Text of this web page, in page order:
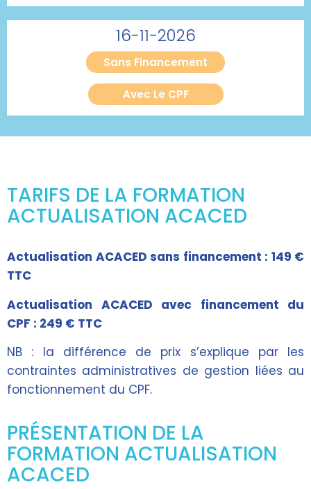
16-11-2026
Sans Financement
Avec Le CPF
TARIFS DE LA FORMATION
ACTUALISATION ACACED
Actualisation ACACED sans financement : 149 €
TTC
Actualisation ACACED avec financement du
CPF : 249 € TTC
NB : la différence de prix s’explique par les
contraintes administratives de gestion liées au
fonctionnement du CPF.
PRÉSENTATION DE LA
FORMATION ACTUALISATION
ACACED